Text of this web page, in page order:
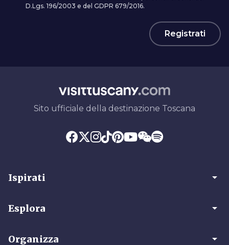
D.Lgs. 196/2003 e del GDPR 679/2016.
Registrati
Sito ufficiale della destinazione Toscana
Ispirati arrow_drop_down
Esplora arrow_drop_down
Organizza arrow_drop_down